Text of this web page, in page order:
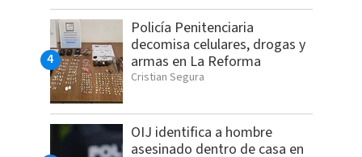
Policía Penitenciaria
decomisa celulares, drogas y
armas en La Reforma
Cristian Segura
OIJ identifica a hombre
asesinado dentro de casa en